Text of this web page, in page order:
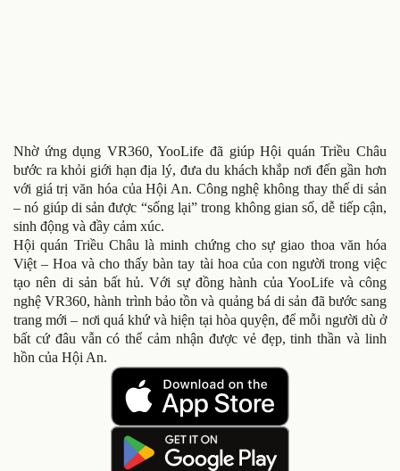
Nhờ ứng dụng VR360, YooLife đã giúp Hội quán Triều Châu
bước ra khỏi giới hạn địa lý, đưa du khách khắp nơi đến gần hơn
với giá trị văn hóa của Hội An. Công nghệ không thay thế di sản
– nó giúp di sản được “sống lại” trong không gian số, dễ tiếp cận,
sinh động và đầy cảm xúc.
Hội quán Triều Châu là minh chứng cho sự giao thoa văn hóa
Việt – Hoa và cho thấy bàn tay tài hoa của con người trong việc
tạo nên di sản bất hủ. Với sự đồng hành của YooLife và công
nghệ VR360, hành trình bảo tồn và quảng bá di sản đã bước sang
trang mới – nơi quá khứ và hiện tại hòa quyện, để mỗi người dù ở
bất cứ đâu vẫn có thể cảm nhận được vẻ đẹp, tinh thần và linh
hồn của Hội An.